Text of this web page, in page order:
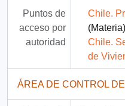
Puntos de
acceso por
autoridad
Chile.
(Materia)
Chile.
de
ÁREA DE CONTROL